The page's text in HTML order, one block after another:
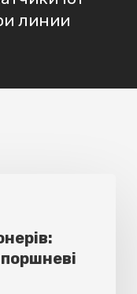
линии
поршневі